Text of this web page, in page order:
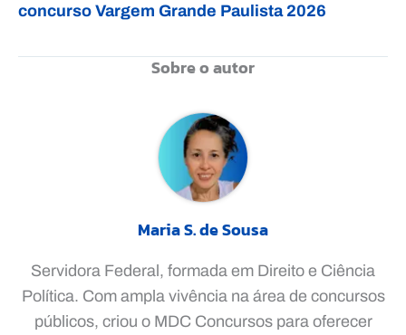
concurso Vargem Grande Paulista 2026
Sobre o autor
Maria S. de Sousa
Servidora Federal, formada em Direito e Ciência
Política. Com ampla vivência na área de concursos
públicos, criou o MDC Concursos para oferecer